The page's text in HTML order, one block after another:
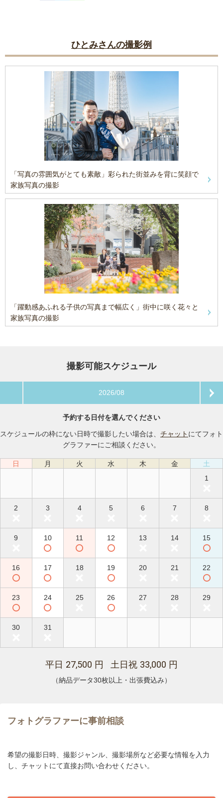
ひとみさんの撮影例
「写真の雰囲気がとても素敵」彩られた街並みを背に笑顔で
家族写真の撮影
「躍動感あふれる子供の写真まで幅広く」街中に咲く花々と
家族写真の撮影
撮影可能スケジュール
2026/08
予約する日付を選んでください
スケジュールの枠にない日時で撮影したい場合は、 チャット にてフォト
グラファーにご相談ください。
日 月 火 水 木 金
土
1
2 3 4 5 6 7 8
9 10 11 12 13 14 15
16 17 18 19 20 21 22
23 24 25 26 27 28 29
30 31
平日 27,500 円 土日祝 33,000 円
（納品データ30枚以上・出張費込み）
フォトグラファーに事前相談
希望の撮影日時、撮影ジャンル、撮影場所など必要な情報を入力
し、チャットにて直接お問い合わせください。